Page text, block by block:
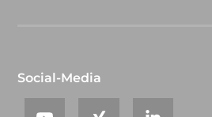
Social-Media